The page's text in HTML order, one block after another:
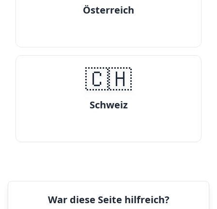
Österreich
🇨🇭
Schweiz
War diese Seite hilfreich?